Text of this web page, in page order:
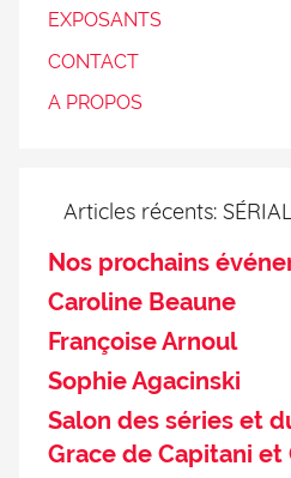
EXPOSANTS
CONTACT
A PROPOS
Articles récents:
Nos prochains
Caroline Beaune
Françoise Arnoul
Sophie Agacinski
Salon des séries et
Grace de Capitani et